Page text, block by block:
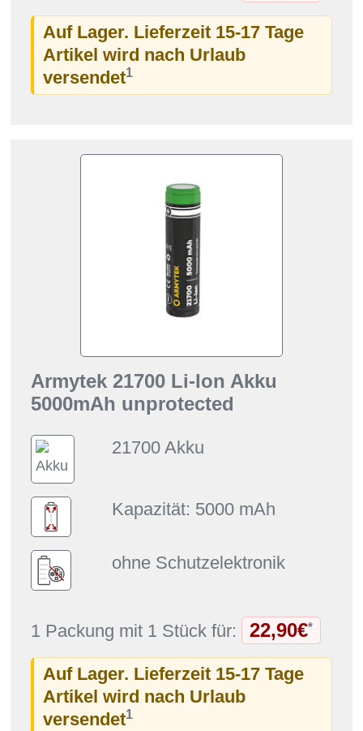
Auf Lager. Lieferzeit 15-17 Tage
Artikel wird nach Urlaub
versendet1
Armytek 21700 Li-Ion Akku
5000mAh unprotected
21700 Akku
Kapazität: 5000 mAh
ohne Schutzelektronik
1 Packung mit 1 Stück für: 22,90€*
Auf Lager. Lieferzeit 15-17 Tage
Artikel wird nach Urlaub
versendet1